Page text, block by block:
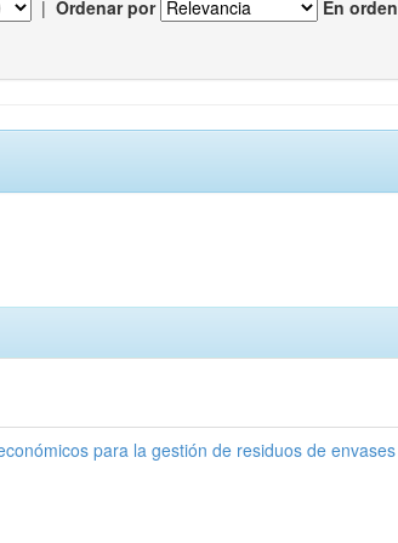
| Ordenar por En orden
para la gestión de residuos de envases